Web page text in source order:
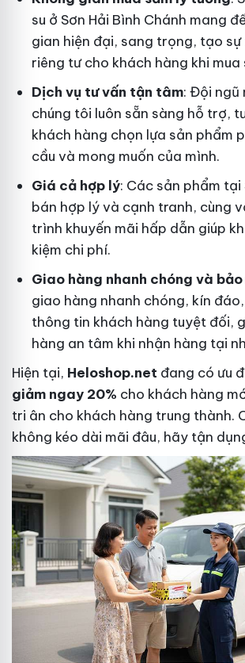
su ở Sơn Hải Bình Chánh mang
gian hiện đại, sang trọng, tạo
riêng tư cho khách hàng khi mua
Dịch vụ tư vấn tận tâm: Đội ngũ
chúng tôi luôn sẵn sàng hỗ trợ,
khách hàng chọn lựa sản phẩm
cầu và mong muốn của mình.
Giá cả hợp lý: Các sản phẩm
bán hợp lý và cạnh tranh, cùng
trình khuyến mãi hấp dẫn giúp
kiệm chi phí.
Giao hàng nhanh chóng và
giao hàng nhanh chóng, kín
thông tin khách hàng tuyệt đối,
hàng an tâm khi nhận hàng tại
Hiện tại, Heloshop.net đang có ưu
giảm ngay 20% cho khách hàng
tri ân cho khách hàng trung thành.
không kéo dài mãi đâu, hãy tận